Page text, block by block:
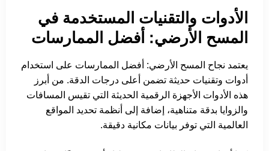
الأدوات والتقنيات المستخدمة في
المسح الأرضي: أفضل الممارسات
يعتمد نجاح المسح الأرضي: أفضل الممارسات على استخدام
أدوات وتقنيات حديثة تضمن أعلى درجات الدقة. من أبرز
هذه الأدوات الأجهزة الرقمية الحديثة التي تقيس المسافات
والزوايا بدقة متناهية، إضافة إلى أنظمة تحديد المواقع
العالمية التي توفر بيانات مكانية دقيقة.